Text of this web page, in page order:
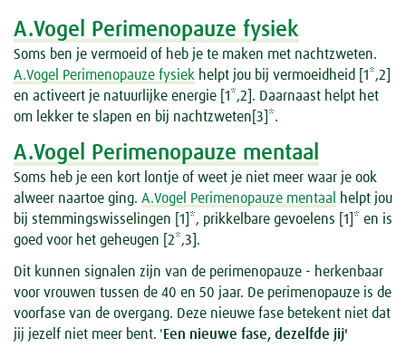
A.Vogel Perimenopauze fysiek
Soms ben je vermoeid of heb je te maken met nachtzweten.
A.Vogel Perimenopauze fysiek helpt jou bij vermoeidheid [1*,2]
en activeert je natuurlijke energie [1*,2]. Daarnaast helpt het
om lekker te slapen en bij nachtzweten[3]*.
A.Vogel Perimenopauze mentaal
Soms heb je een kort lontje of weet je niet meer waar je ook
alweer naartoe ging. A.Vogel Perimenopauze mentaal
helpt jou
bij stemmingswisselingen [1]*, prikkelbare gevoelens [1]* en is
goed voor het geheugen [2*,3].
Dit kunnen signalen zijn van de perimenopauze - herkenbaar
voor vrouwen tussen de 40 en 50 jaar. De perimenopauze is de
voorfase van de overgang. Deze nieuwe fase betekent niet dat
jij jezelf niet meer bent. ' Een nieuwe fase, dezelfde jij'